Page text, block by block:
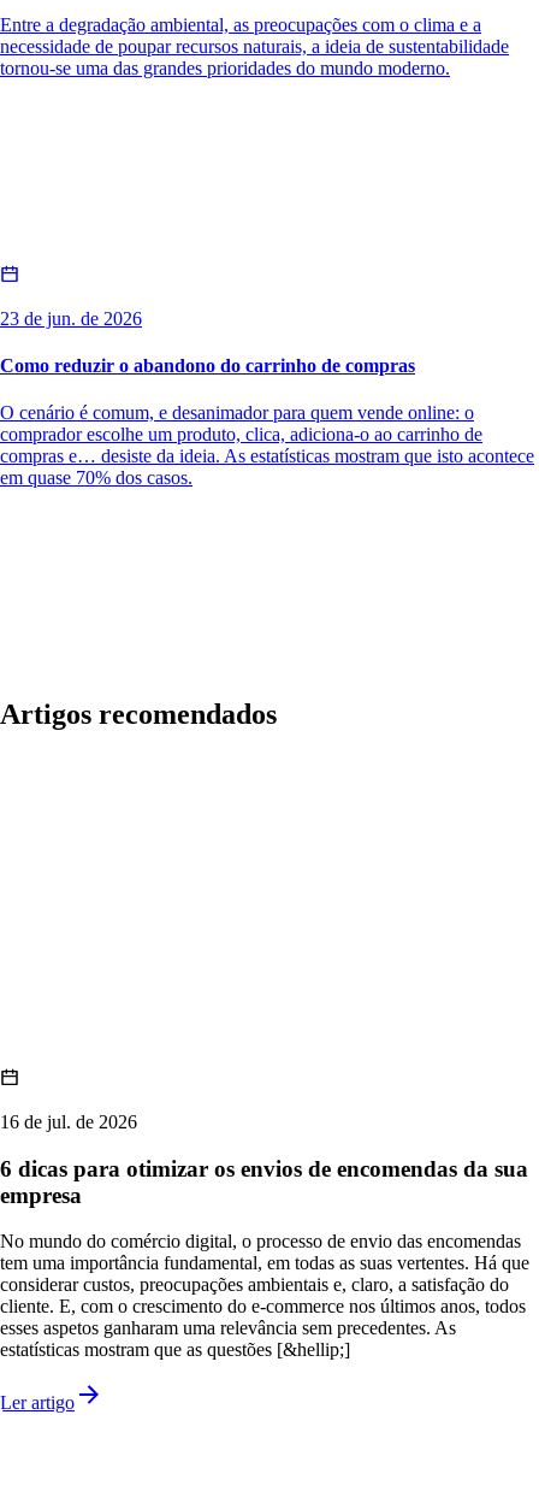
Entre a degradação ambiental, as preocupações com o clima e a
necessidade de poupar recursos naturais, a ideia de sustentabilidade
tornou-se uma das grandes prioridades do mundo moderno.
23 de jun. de 2026
Como reduzir o abandono do carrinho de compras
O cenário é comum, e desanimador para quem vende online: o
comprador escolhe um produto, clica, adiciona-o ao carrinho de
compras e… desiste da ideia. As estatísticas mostram que isto acontece
em quase 70% dos casos.
Artigos recomendados
16 de jul. de 2026
6 dicas para otimizar os envios de encomendas da sua
empresa
No mundo do comércio digital, o processo de envio das encomendas
tem uma importância fundamental, em todas as suas vertentes. Há que
considerar custos, preocupações ambientais e, claro, a satisfação do
cliente. E, com o crescimento do e-commerce nos últimos anos, todos
esses aspetos ganharam uma relevância sem precedentes. As
estatísticas mostram que as questões [&hellip;]
Ler artigo